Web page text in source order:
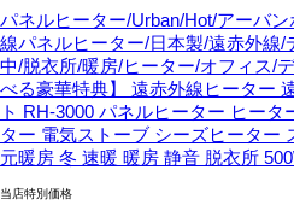
パネルヒーター/Urban/Hot/アーバ
線パネルヒーター/日本製/遠赤外線
中/脱衣所/暖房/ヒーター/オフィス/
べる豪華特典】 遠赤外線ヒーター
ト RH-3000 パネルヒーター ヒー
ター 電気ストーブ シーズヒーター
元暖房 冬 速暖 暖房 静音 脱衣所
当店特別価格